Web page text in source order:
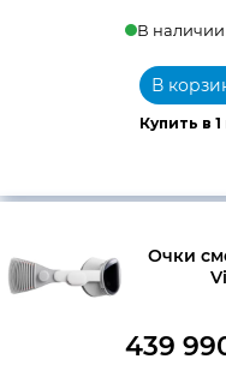
В наличии
Купить в
В
Очки
439